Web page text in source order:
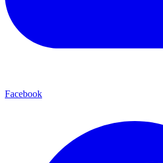
Facebook